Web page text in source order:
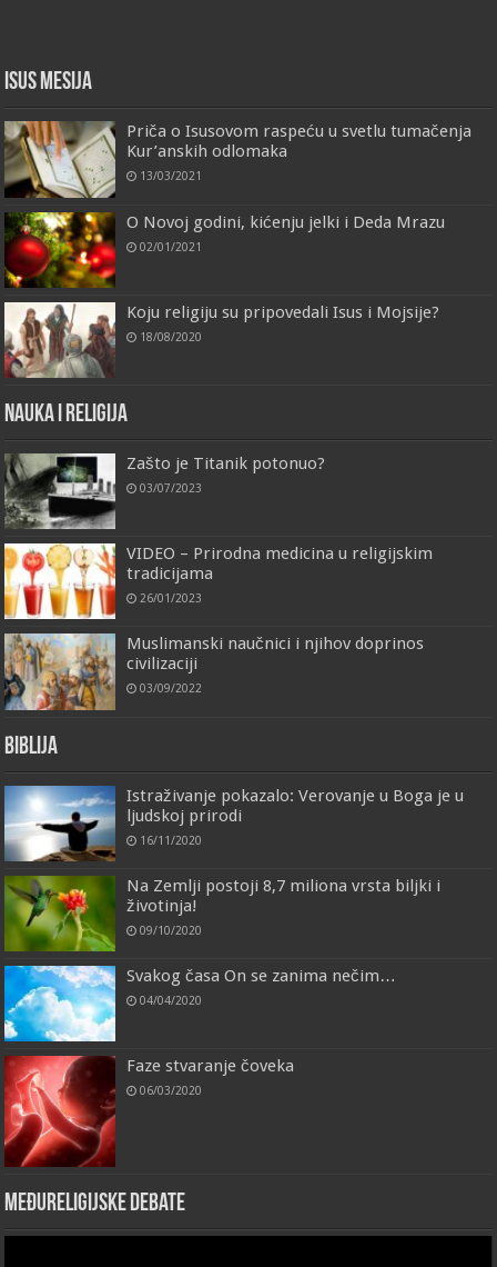
Isus Mesija
Priča o Isusovom raspeću u svetlu tumačenja
Kur’anskih odlomaka
13/03/2021
O Novoj godini, kićenju jelki i Deda Mrazu
02/01/2021
Koju religiju su pripovedali Isus i Mojsije?
18/08/2020
Nauka i religija
Zašto je Titanik potonuo?
03/07/2023
VIDEO – Prirodna medicina u religijskim
tradicijama
26/01/2023
Muslimanski naučnici i njihov doprinos
civilizaciji
03/09/2022
Biblija
Istraživanje pokazalo: Verovanje u Boga je u
ljudskoj prirodi
16/11/2020
Na Zemlji postoji 8,7 miliona vrsta biljki i
životinja!
09/10/2020
Svakog časa On se zanima nečim…
04/04/2020
Faze stvaranje čoveka
06/03/2020
Međureligijske debate